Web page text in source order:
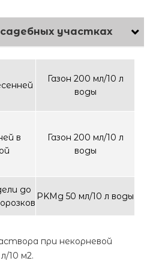
участках
Газон 200 мл/10 л
воды
в
Газон 200 мл/10 л
воды
до
PKМg 50 мл/10 л воды
при некорневой
10 м2.